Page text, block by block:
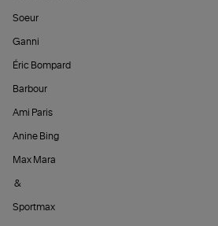
Soeur
Ganni
Éric Bompard
Barbour
Ami Paris
Anine Bing
Max Mara
&
Sportmax